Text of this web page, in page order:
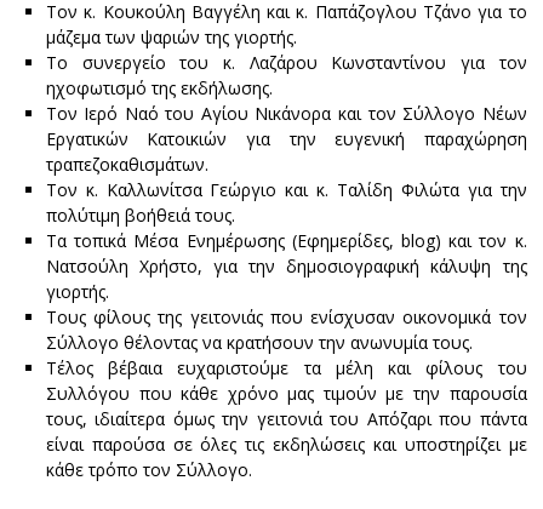
Τον κ. Κουκούλη Βαγγέλη και κ. Παπάζογλου Τζάνο για το
μάζεμα των ψαριών της γιορτής.
Το συνεργείο του κ. Λαζάρου Κωνσταντίνου για τον
ηχοφωτισμό της εκδήλωσης.
Τον Ιερό Ναό του Αγίου Νικάνορα και τον Σύλλογο Νέων
Εργατικών Κατοικιών για την ευγενική παραχώρηση
τραπεζοκαθισμάτων.
Τον κ. Καλλωνίτσα Γεώργιο και κ. Ταλίδη Φιλώτα για την
πολύτιμη βοήθειά τους.
Τα τοπικά Μέσα Ενημέρωσης (Εφημερίδες, blog) και τον κ.
Νατσούλη Χρήστο, για την δημοσιογραφική κάλυψη της
γιορτής.
Τους φίλους της γειτονιάς που ενίσχυσαν οικονομικά τον
Σύλλογο θέλοντας να κρατήσουν την ανωνυμία τους.
Τέλος βέβαια ευχαριστούμε τα μέλη και φίλους του
Συλλόγου που κάθε χρόνο μας τιμούν με την παρουσία
τους, ιδιαίτερα όμως την γειτονιά του Απόζαρι που πάντα
είναι παρούσα σε όλες τις εκδηλώσεις και υποστηρίζει με
κάθε τρόπο τον Σύλλογο.